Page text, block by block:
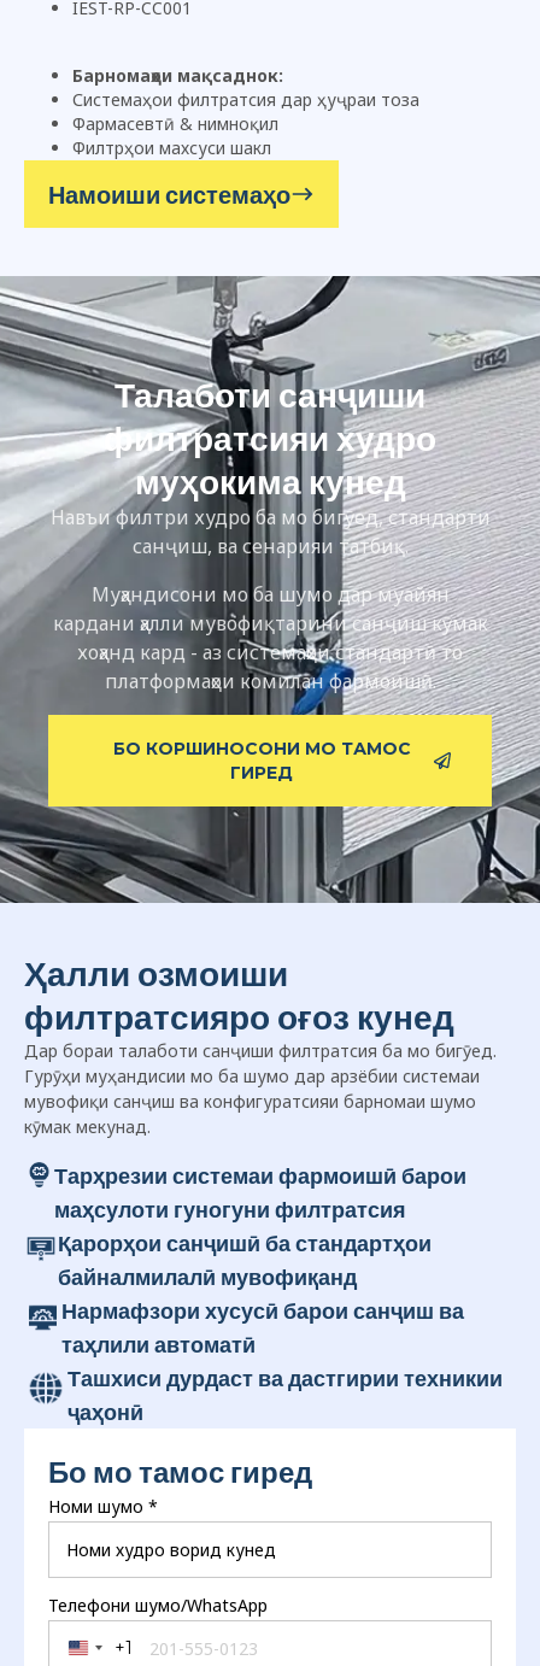
IEST-RP-CC001
Барномаҳои мақсаднок:
Системаҳои филтратсия дар ҳуҷраи тоза
Фармасевтӣ & нимноқил
Филтрҳои махсуси шакл
Намоиши системаҳо
Талаботи санҷиши
филтратсияи худро
муҳокима кунед
Навъи филтри худро ба мо бигӯед, стандарти
санҷиш, ва сенарияи татбиқ.
Муҳандисони мо ба шумо дар муайян
кардани ҳалли мувофиқтарини санҷиш кӯмак
хоҳанд кард - аз системаҳои стандартӣ то
платформаҳои комилан фармоишӣ.
БО КОРШИНОСОНИ МО ТАМОС
ГИРЕД
Ҳалли озмоиши
филтратсияро оғоз кунед
Дар бораи талаботи санҷиши филтратсия ба мо бигӯед.
Гурӯҳи муҳандисии мо ба шумо дар арзёбии системаи
мувофиқи санҷиш ва конфигуратсияи барномаи шумо
кӯмак мекунад.
Тарҳрезии системаи фармоишӣ барои
маҳсулоти гуногуни филтратсия
Қарорҳои санҷишӣ ба стандартҳои
байналмилалӣ мувофиқанд
Нармафзори хусусӣ барои санҷиш ва
таҳлили автоматӣ
Ташхиси дурдаст ва дастгирии техникии
ҷаҳонӣ
Бо мо тамос гиред
Номи шумо *
Телефони шумо/WhatsApp
United States +1
+1